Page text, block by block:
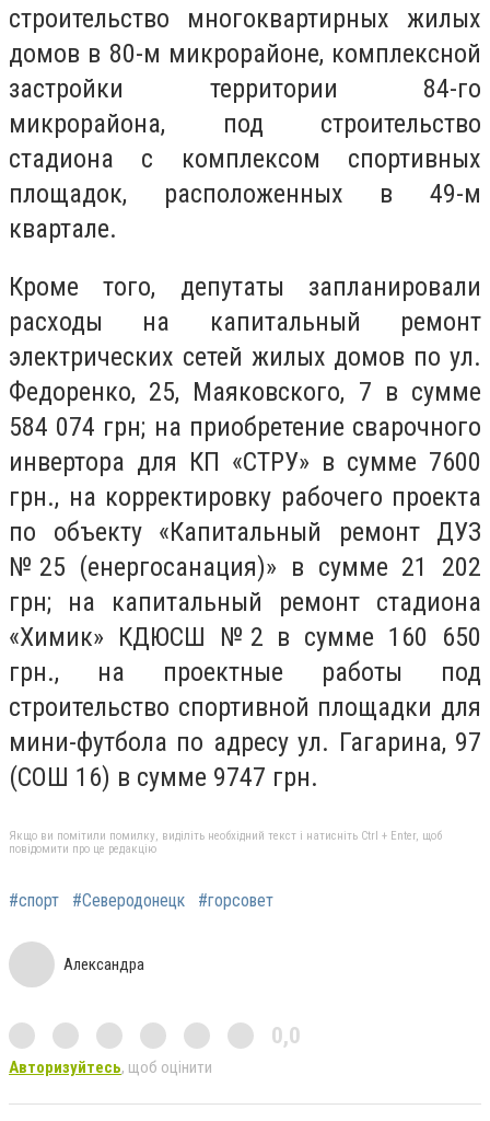
строительство многоквартирных жилых
домов в 80-м микрорайоне, комплексной
застройки территории 84-го
микрорайона, под строительство
стадиона с комплексом спортивных
площадок, расположенных в 49-м
квартале.
Кроме того, депутаты запланировали
расходы на капитальный ремонт
электрических сетей жилых домов по ул.
Федоренко, 25, Маяковского, 7 в сумме
584 074 грн; на приобретение сварочного
инвертора для КП «СТРУ» в сумме 7600
грн., на корректировку рабочего проекта
по объекту «Капитальный ремонт ДУЗ
№25 (енергосанация)» в сумме 21 202
грн; на капитальный ремонт стадиона
«Химик» КДЮСШ №2 в сумме 160 650
грн., на проектные работы под
строительство спортивной площадки для
мини-футбола по адресу ул. Гагарина, 97
(СОШ 16) в сумме 9747 грн.
Якщо ви помітили помилку, виділіть необхідний текст і натисніть Ctrl + Enter, щоб
повідомити про це редакцію
#спорт #Северодонецк #горсовет
Александра
0,0
Авторизуйтесь, щоб оцінити